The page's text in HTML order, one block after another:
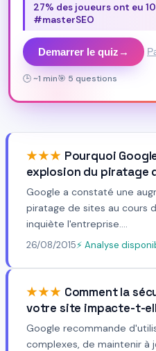
27% des joueurs ont eu
#masterSEO
Demarrer le quiz →
🕒 ~1 min🎯 5 questions
★★★ Pourquoi
explosion du piratage
Google a constaté une
piratage de sites au cours
inquiète l'entreprise....
26/08/2015⚡ Analyse
★★★ Comment la
votre site impacte-t-
Google recommande
complexes, de maintenir à